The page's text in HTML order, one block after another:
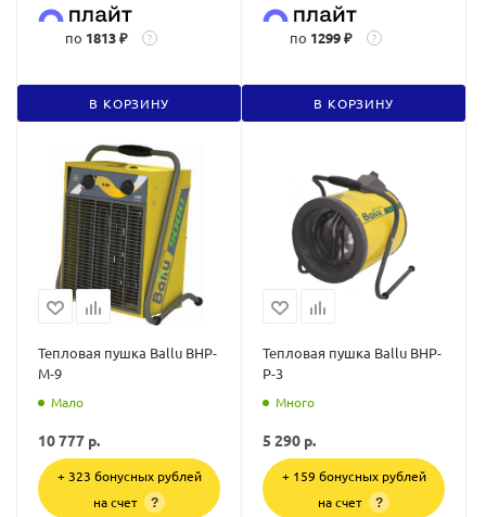
по 1813 ₽ ?
В КОРЗИНУ
по 1299 ₽ ?
В КОРЗИНУ
Тепловая пушка Ballu BHP-
M-9
Мало
10 777 р.
+ 323 бонусных рублей
на счет
?
Тепловая пушка Ballu BHP-
P-3
Много
5 290 р.
+ 159 бонусных рублей
на счет
?